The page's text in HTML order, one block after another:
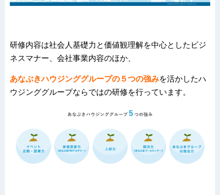
研修内容は社会人基礎力と価値観理解を中心としたビジ
ネスマナー、会社事業内容のほか、
あなぶきハウジンググループの５つの強みを活かしたハ
ウジンググループならではの研修を行っています。